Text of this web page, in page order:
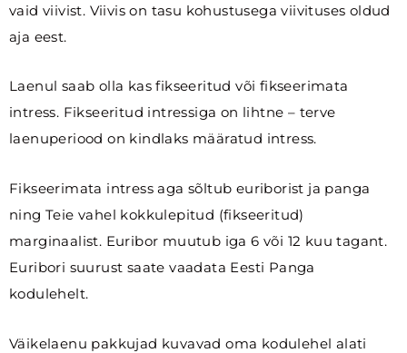
vaid viivist. Viivis on tasu kohustusega viivituses oldud
aja eest.
Laenul saab olla kas fikseeritud või fikseerimata
intress. Fikseeritud intressiga on lihtne – terve
laenuperiood on kindlaks määratud intress.
Fikseerimata intress aga sõltub euriborist ja panga
ning Teie vahel kokkulepitud (fikseeritud)
marginaalist. Euribor muutub iga 6 või 12 kuu tagant.
Euribori suurust saate vaadata Eesti Panga
kodulehelt.
Väikelaenu pakkujad kuvavad oma kodulehel alati